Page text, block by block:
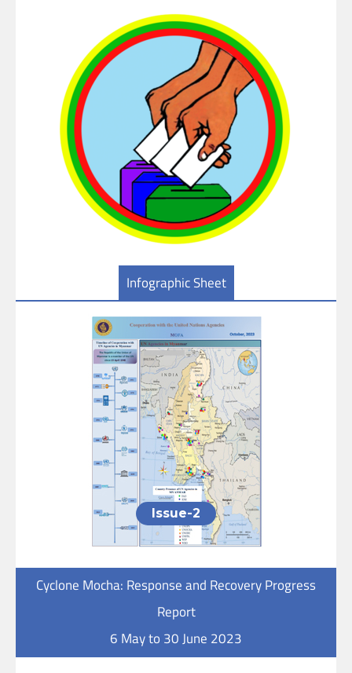
Infographic Sheet
Issue-2
Cyclone Mocha: Response and Recovery Progress
Report
6 May to 30 June 2023